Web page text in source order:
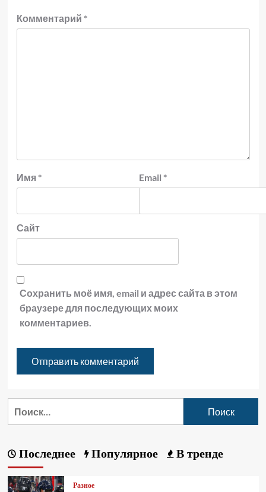
Комментарий *
Имя * Email *
Сайт
Сохранить моё имя, email и адрес сайта в этом
браузере для последующих моих
комментариев.
Последнее Популярное В тренде
Разное